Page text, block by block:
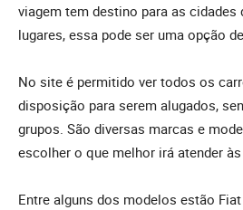
viagem tem destino para as cidades
lugares, essa pode ser uma opção
No site é permitido ver todos os
disposição para serem alugados,
grupos. São diversas marcas e
escolher o que melhor irá atender
Entre alguns dos modelos estão